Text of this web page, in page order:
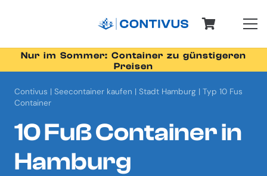
Nur im Sommer: Container zu günstigeren
Preisen
Contivus | Seecontainer kaufen | Stadt Hamburg | Typ 10 Fus
Container
10 Fuß Container in
Hamburg